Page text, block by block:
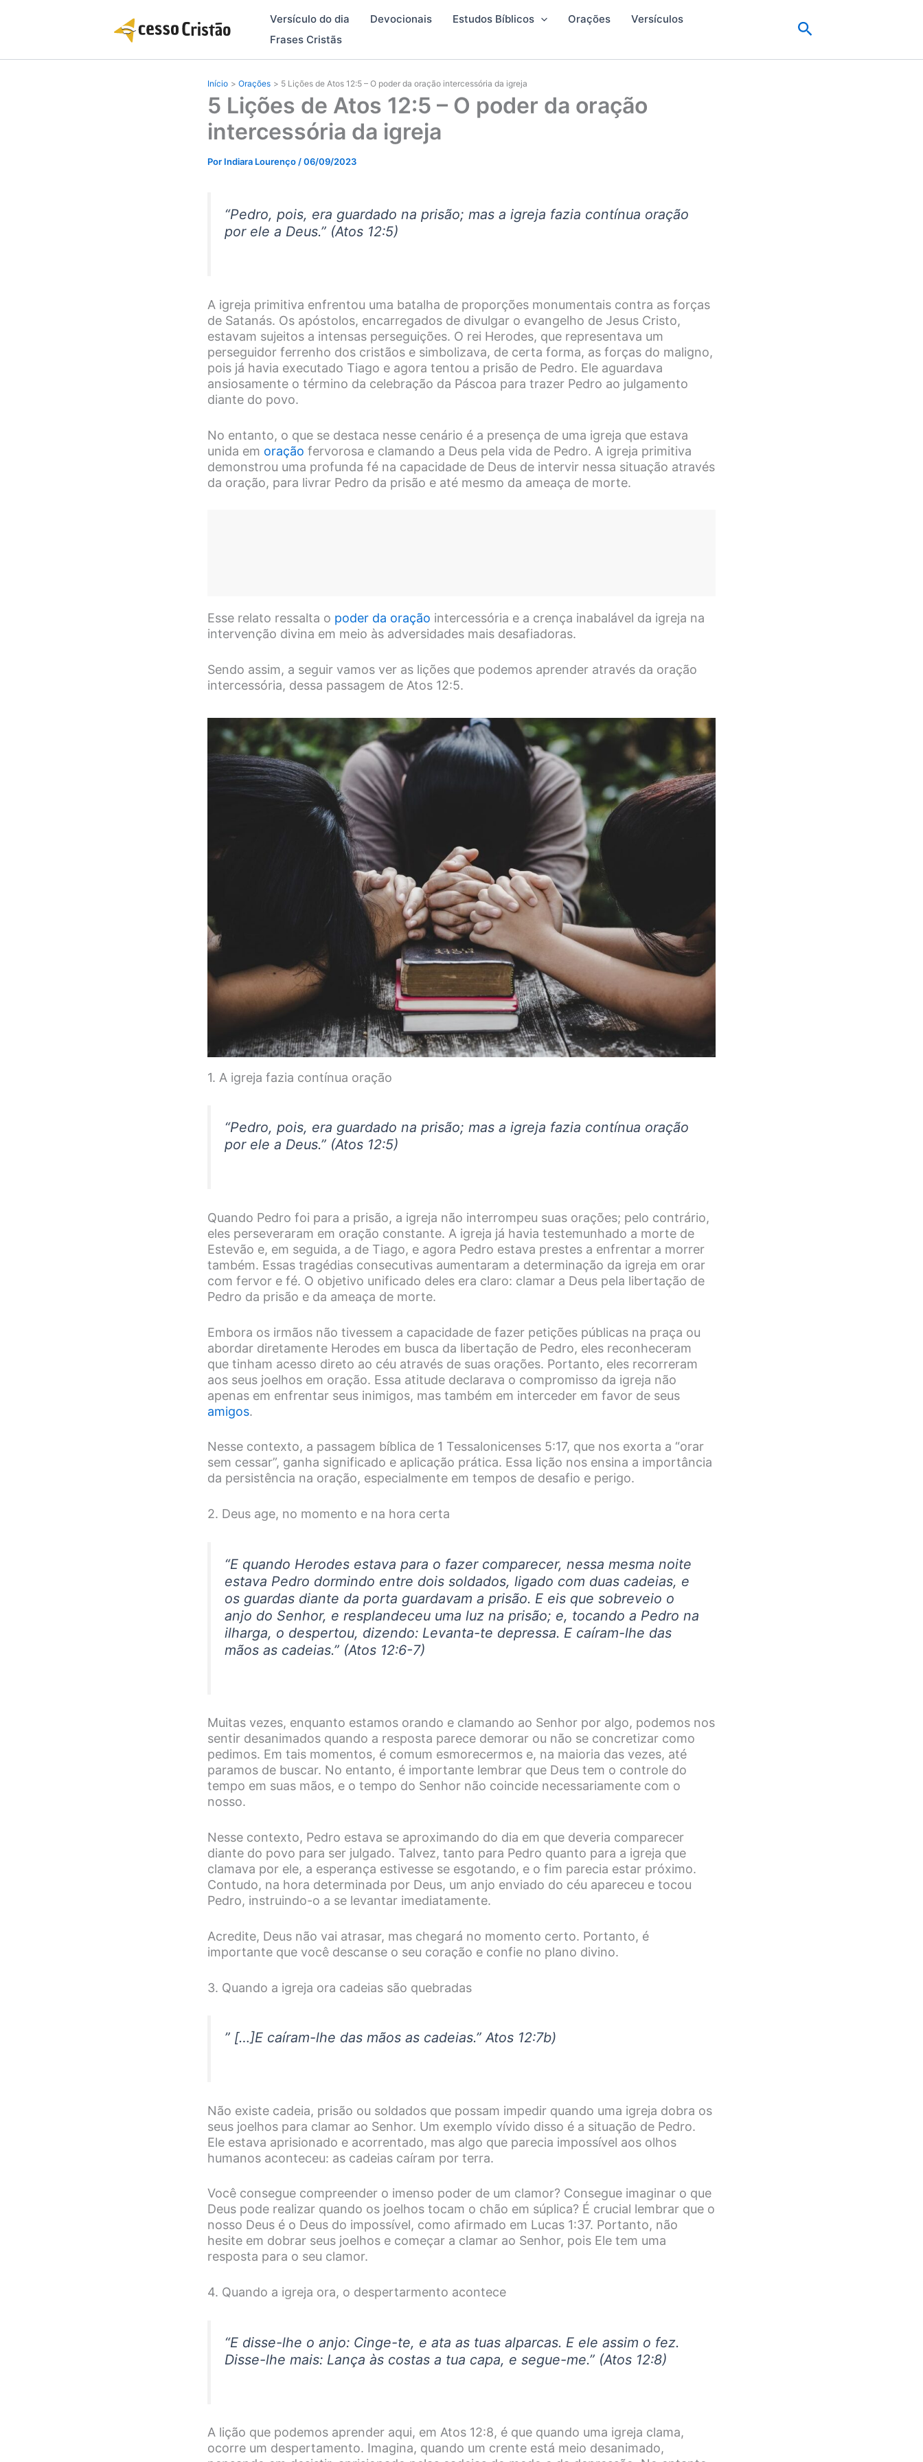
Versículo do dia Devocionais Estudos Bíblicos Orações
Versículos
Frases Cristãs
Pesquisar
Início Orações 5 Lições de Atos 12:5 – O poder da oração intercessória da igreja
5 Lições de Atos 12:5 – O poder da oração
intercessória da igreja
Por Indiara Lourenço/06/09/2023
“Pedro, pois, era guardado na prisão; mas a igreja fazia contínua oração
por ele a Deus.” (Atos 12:5)
A igreja primitiva enfrentou uma batalha de proporções monumentais contra as forças
de Satanás. Os apóstolos, encarregados de divulgar o evangelho de Jesus Cristo,
estavam sujeitos a intensas perseguições. O rei Herodes, que representava um
perseguidor ferrenho dos cristãos e simbolizava, de certa forma, as forças do maligno,
pois já havia executado Tiago e agora tentou a prisão de Pedro. Ele aguardava
ansiosamente o término da celebração da Páscoa para trazer Pedro ao julgamento
diante do povo.
No entanto, o que se destaca nesse cenário é a presença de uma igreja que estava
unida em oração fervorosa e clamando a Deus pela vida de Pedro. A igreja primitiva
demonstrou uma profunda fé na capacidade de Deus de intervir nessa situação através
da oração, para livrar Pedro da prisão e até mesmo da ameaça de morte.
Esse relato ressalta o poder da oração intercessória e a crença inabalável da igreja na
intervenção divina em meio às adversidades mais desafiadoras.
Sendo assim, a seguir vamos ver as lições que podemos aprender através da oração
intercessória, dessa passagem de Atos 12:5.
1. A igreja fazia contínua oração
“Pedro, pois, era guardado na prisão; mas a igreja fazia contínua oração
por ele a Deus.” (Atos 12:5)
Quando Pedro foi para a prisão, a igreja não interrompeu suas orações; pelo contrário,
eles perseveraram em oração constante. A igreja já havia testemunhado a morte de
Estevão e, em seguida, a de Tiago, e agora Pedro estava prestes a enfrentar a morrer
também. Essas tragédias consecutivas aumentaram a determinação da igreja em orar
com fervor e fé. O objetivo unificado deles era claro: clamar a Deus pela libertação de
Pedro da prisão e da ameaça de morte.
Embora os irmãos não tivessem a capacidade de fazer petições públicas na praça ou
abordar diretamente Herodes em busca da libertação de Pedro, eles reconheceram
que tinham acesso direto ao céu através de suas orações. Portanto, eles recorreram
aos seus joelhos em oração. Essa atitude declarava o compromisso da igreja não
apenas em enfrentar seus inimigos, mas também em interceder em favor de seus
amigos.
Nesse contexto, a passagem bíblica de 1 Tessalonicenses 5:17, que nos exorta a “orar
sem cessar”, ganha significado e aplicação prática. Essa lição nos ensina a importância
da persistência na oração, especialmente em tempos de desafio e perigo.
2. Deus age, no momento e na hora certa
“E quando Herodes estava para o fazer comparecer, nessa mesma noite
estava Pedro dormindo entre dois soldados, ligado com duas cadeias, e
os guardas diante da porta guardavam a prisão. E eis que sobreveio o
anjo do Senhor, e resplandeceu uma luz na prisão; e, tocando a Pedro na
ilharga, o despertou, dizendo: Levanta-te depressa. E caíram-lhe das
mãos as cadeias.” (Atos 12:6-7)
Muitas vezes, enquanto estamos orando e clamando ao Senhor por algo, podemos nos
sentir desanimados quando a resposta parece demorar ou não se concretizar como
pedimos. Em tais momentos, é comum esmorecermos e, na maioria das vezes, até
paramos de buscar. No entanto, é importante lembrar que Deus tem o controle do
tempo em suas mãos, e o tempo do Senhor não coincide necessariamente com o
nosso.
Nesse contexto, Pedro estava se aproximando do dia em que deveria comparecer
diante do povo para ser julgado. Talvez, tanto para Pedro quanto para a igreja que
clamava por ele, a esperança estivesse se esgotando, e o fim parecia estar próximo.
Contudo, na hora determinada por Deus, um anjo enviado do céu apareceu e tocou
Pedro, instruindo-o a se levantar imediatamente.
Acredite, Deus não vai atrasar, mas chegará no momento certo. Portanto, é
importante que você descanse o seu coração e confie no plano divino.
3. Quando a igreja ora cadeias são quebradas
” […]E caíram-lhe das mãos as cadeias.” Atos 12:7b)
Não existe cadeia, prisão ou soldados que possam impedir quando uma igreja dobra os
seus joelhos para clamar ao Senhor. Um exemplo vívido disso é a situação de Pedro.
Ele estava aprisionado e acorrentado, mas algo que parecia impossível aos olhos
humanos aconteceu: as cadeias caíram por terra.
Você consegue compreender o imenso poder de um clamor? Consegue imaginar o que
Deus pode realizar quando os joelhos tocam o chão em súplica? É crucial lembrar que o
nosso Deus é o Deus do impossível, como afirmado em Lucas 1:37. Portanto, não
hesite em dobrar seus joelhos e começar a clamar ao Senhor, pois Ele tem uma
resposta para o seu clamor.
4. Quando a igreja ora, o despertarmento acontece
“E disse-lhe o anjo: Cinge-te, e ata as tuas alparcas. E ele assim o fez.
Disse-lhe mais: Lança às costas a tua capa, e segue-me.” (Atos 12:8)
A lição que podemos aprender aqui, em Atos 12:8, é que quando uma igreja clama,
ocorre um despertamento. Imagina, quando um crente está meio desanimado,